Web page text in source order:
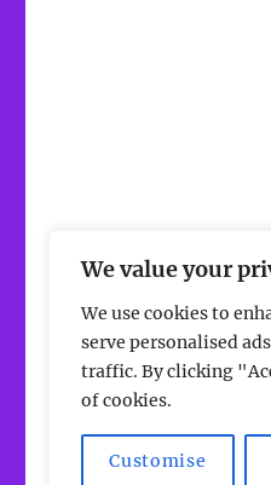
We value your
We use cookies to
serve personalised
traffic. By clicking
of cookies.
Customise
Evangelische